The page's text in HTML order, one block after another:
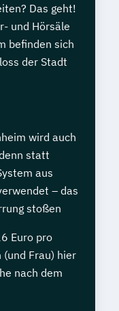
Das geht!
und Hörsäle
befinden sich
der Stadt
wird auch
statt
aus
– das
stoßen
Euro pro
Frau) hier
nach dem